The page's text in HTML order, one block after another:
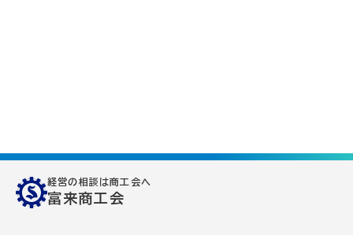
経営の相談は商工会へ
富来商工会